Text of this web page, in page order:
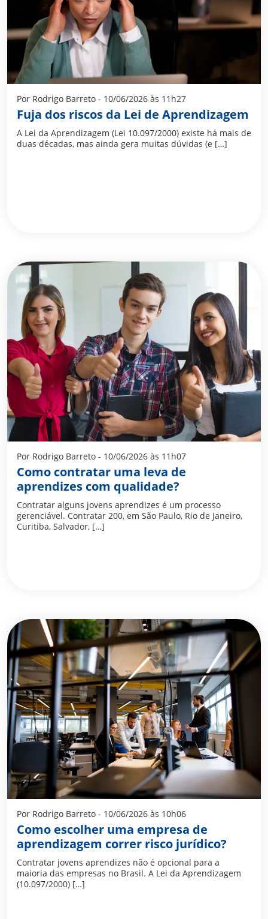
Por Rodrigo Barreto - 10/06/2026 às 11h27
Fuja dos riscos da Lei de Aprendizagem
A Lei da Aprendizagem (Lei 10.097/2000) existe há mais de
duas décadas, mas ainda gera muitas dúvidas (e […]
Por Rodrigo Barreto - 10/06/2026 às 11h07
Como contratar uma leva de
aprendizes com qualidade?
Contratar alguns jovens aprendizes é um processo
gerenciável. Contratar 200, em São Paulo, Rio de Janeiro,
Curitiba, Salvador, […]
Por Rodrigo Barreto - 10/06/2026 às 10h06
Como escolher uma empresa de
aprendizagem correr risco jurídico?
Contratar jovens aprendizes não é opcional para a
maioria das empresas no Brasil. A Lei da Aprendizagem
(10.097/2000) […]